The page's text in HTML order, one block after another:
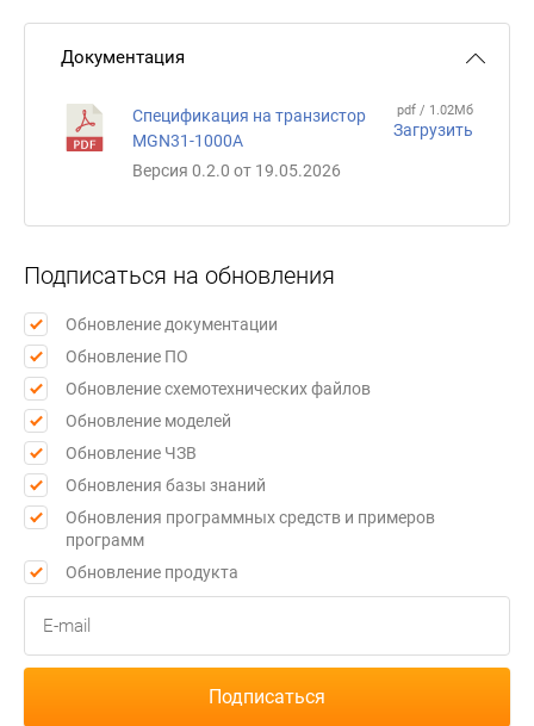
Документация
Спецификация на транзистор
MGN31-1000А
Версия 0.2.0 от 19.05.2026
pdf / 1.02Мб
Загрузить
Подписаться на обновления
Обновление документации
Обновление ПО
Обновление схемотехнических файлов
Обновление моделей
Обновление ЧЗВ
Обновления базы знаний
Обновления программных средств и примеров
программ
Обновление продукта